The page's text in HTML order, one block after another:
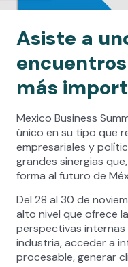
Asiste a
más
Mexico Business
único en su tipo que
empresariales y
grandes sinergias
forma al futuro de
Del 28 al 30 de
alto nivel que ofrece
perspectivas internas
industria, acceder a
procesable, generar